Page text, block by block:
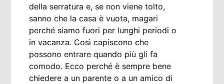
della serratura e, se non viene tolto,
sanno che la casa è vuota, magari
perché siamo fuori per lunghi periodi o
in vacanza. Così capiscono che
possono entrare quando più gli fa
comodo. Ecco perché è sempre bene
chiedere a un parente o a un amico di